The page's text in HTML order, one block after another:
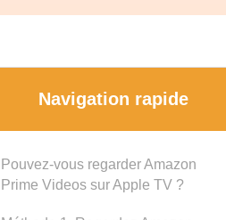
Navigation rapide
Pouvez-vous regarder Amazon
Prime Videos sur Apple TV ?